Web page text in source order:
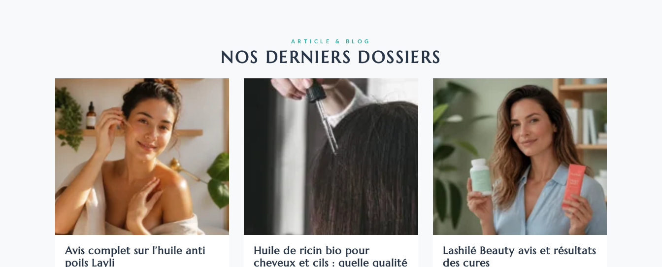
ARTICLE & BLOG
NOS DERNIERS DOSSIERS
Avis complet sur l’huile anti
poils Layli
Huile de ricin bio pour
cheveux et cils : quelle qualité
Lashilé Beauty avis et résultats
des cures